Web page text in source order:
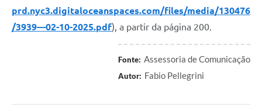
prd.nyc3.digitaloceanspaces.com/files/media/130476
/3939---02-10-2025.pdf), a partir da página 200.
Fonte: Assessoria de Comunicação
Autor: Fabio Pellegrini